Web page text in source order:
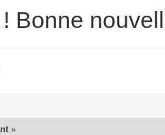
Bonne
»